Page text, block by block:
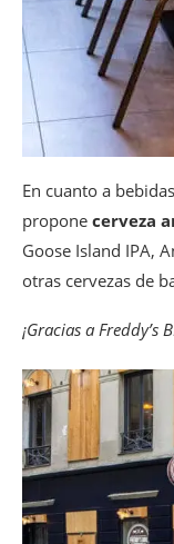
En cuanto a
propone cerveza
Goose Island IPA,
otras cervezas de
¡Gracias a